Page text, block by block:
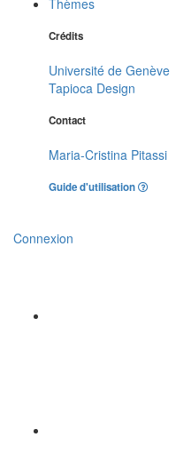
Thèmes
Crédits
Université de Genève
Tapioca Design
Contact
Maria-Cristina Pitassi
Guide d'utilisation
Connexion